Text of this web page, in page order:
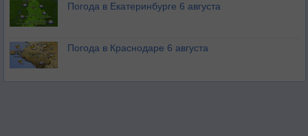
Погода в Екатеринбурге 6 августа
Погода в Краснодаре 6 августа